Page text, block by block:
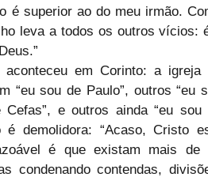
é superior ao do meu irmão.
leva a todos os outros vícios:
em Corinto: a igreja
“eu sou de Paulo”, outros “eu
Cefas”, e outros ainda “eu sou
é demolidora: “Acaso, Cristo
é que existam mais de
condenando contendas,